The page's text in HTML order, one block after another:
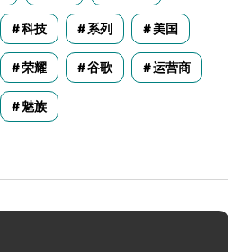
科技 系列 美国
荣耀 谷歌 运营商
魅族